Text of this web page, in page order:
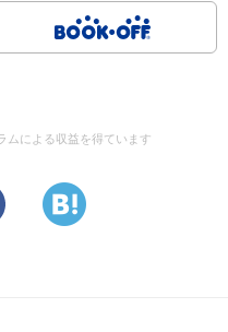
ムによる収益を得ています